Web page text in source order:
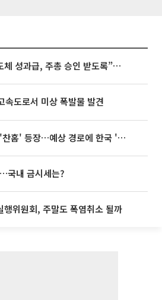
김정관 장관 “반도체 성과급, 주총 승인 받도록”…상법·자본시장법 개정 시사
속도로서 미상 폭발물 발견
태풍 '돌핀' 이어 '찬홈' 등장…예상 경로에 한국 '한숨'
국내 금시세는?
위원회, 주말도 폭염취소 될까